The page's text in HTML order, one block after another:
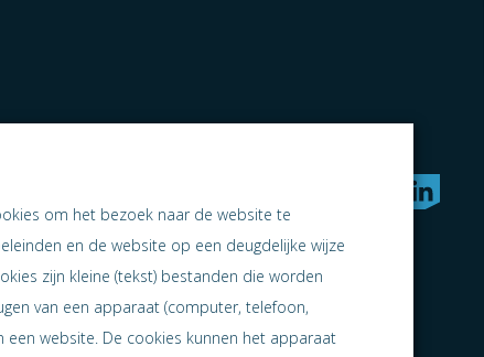
naar samen ondernemen
om het bezoek naar de website te
en de website op een deugdelijke wijze
zijn kleine (tekst) bestanden die worden
van een apparaat (computer, telefoon,
een website. De cookies kunnen het apparaat